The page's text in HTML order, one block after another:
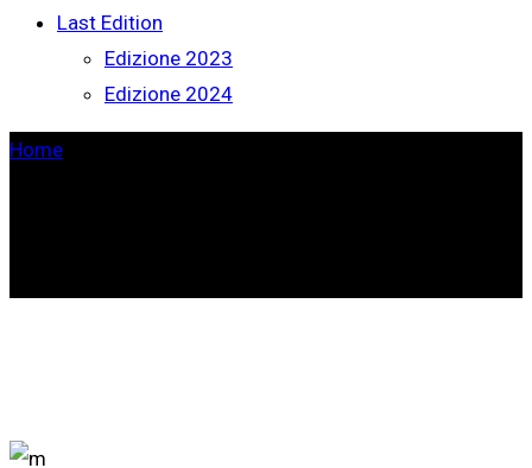
Last Edition
Edizione 2023
Edizione 2024
Home